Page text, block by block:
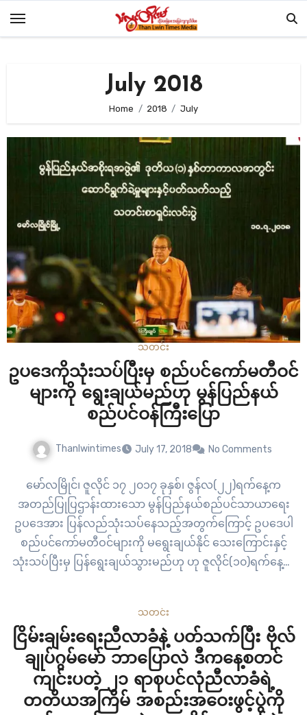
July 2018
Home 2018 July
သတင်း
ဥပဒေကိုသုံးသပ်ပြီးမှ စည်ပင်ကော်မတီဝင်
များကို ရွေးချယ်မည်ဟု မွန်ပြည်နယ်
စည်ပင်ဝန်ကြီးပြော
Thanlwintimes July 17, 2018 No Comments
မော်လမြိုင်၊ ဇူလိုင် ၁၇ ၂၀၁၇ ခုနှစ်၊ ဇွန်လ(၂၂)ရက်နေ့က
အတည်ပြုပြဌာန်းထားသော မွန်ပြည်နယ်စည်ပင်သာယာရေး
ဥပဒေအား ပြန်လည်သုံးသပ်နေသည့်အတွက်ကြောင့် ဥပဒေပါ
စည်ပင်ကော်မတီဝင်များကို မရွေးချယ်နိုင် သေးကြောင်းနှင့်
သုံးသပ်ပြီးမှ ပြန်ရွေးချယ်သွားမည်ဟု ဟု ဇူလိုင်(၁၀)ရက်နေ့က
ဦးမင်းကျော်လွင်က ပြောကြားခဲ့သည်။ “ကော်မတီဝင်တွေကို ထပ်
ပြီးတော့ သီးခြားရန်ပုံငွေနဲ့…
သတင်း
ငြိမ်းချမ်းရေးညီလာခံနဲ့ ပတ်သက်ပြီး ဗိုလ်
ချုပ်ဂွမ်မော် ဘာပြောလဲ ဒီကနေ့စတင်
ကျင်းပတဲ့ ၂၁ ရာစုပင်လုံညီလာခံရဲ့
တတိယအကြိမ် အစည်းအဝေးဖွင့်ပွဲကို